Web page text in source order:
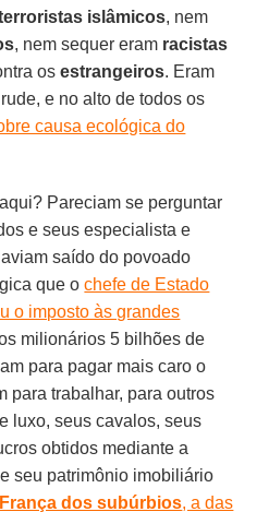
islâmicos, nem
, nem sequer eram racistas
osestrangeiros. Eram
e no alto de todos os
causa ecológica do
Pareciam se perguntar
e seus especialista e
saído do povoado
que ochefe de Estado
o imposto às grandes
milionários 5 bilhões de
para pagar mais caro o
para trabalhar, para outros
luxo, seus cavalos, seus
obtidos mediante a
seu patrimônio imobiliário
França dos subúrbios, a das